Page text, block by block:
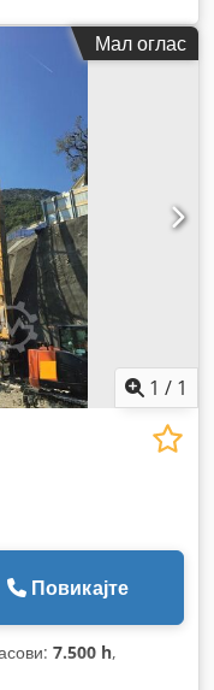
Мал оглас
1 / 1
Повикајте
7.500 h,